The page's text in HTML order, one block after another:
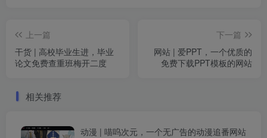
上一篇
干货 | 高校毕业生进，毕业
论文免费查重班梅开二度
下一篇
网站 | 爱PPT，一个优质的
免费下载PPT模板的网站
相关推荐
动漫 | 喵呜次元，一个无广告的动漫追番网站